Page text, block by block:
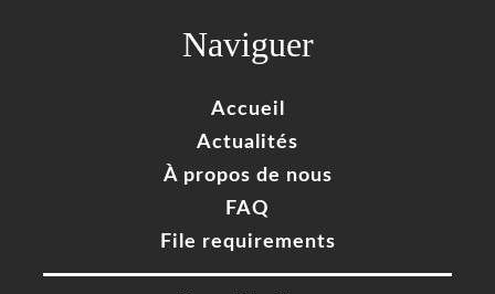
Naviguer
Accueil
Actualités
À propos de nous
FAQ
File requirements